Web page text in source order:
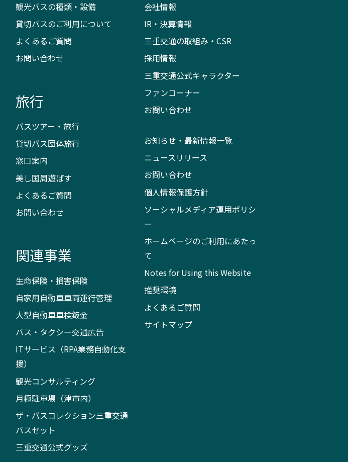
観光バスの種類・設備
貸切バスのご利用について
よくあるご質問
お問い合わせ
旅行
バスツアー・旅行
貸切バス団体旅行
窓口案内
美し国周遊ばす
よくあるご質問
お問い合わせ
関連事業
生命保険・損害保険
自家用自動車車両運行管理
大型自動車車検鈑金
バス・タクシー交通広告
ITサービス（RPA業務自動化支
援）
観光コンサルティング
月極駐車場（津市内）
ザ・バスコレクション三重交通
バスセット
三重交通公式グッズ
会社情報
IR・決算情報
三重交通の取組み・CSR
採用情報
三重交通公式キャラクター
ファンコーナー
お問い合わせ
お知らせ・最新情報一覧
ニュースリリース
お問い合わせ
個人情報保護方針
ソーシャルメディア運用ポリシ
ー
ホームページのご利用にあたっ
て
Notes for Using this Website
推奨環境
よくあるご質問
サイトマップ